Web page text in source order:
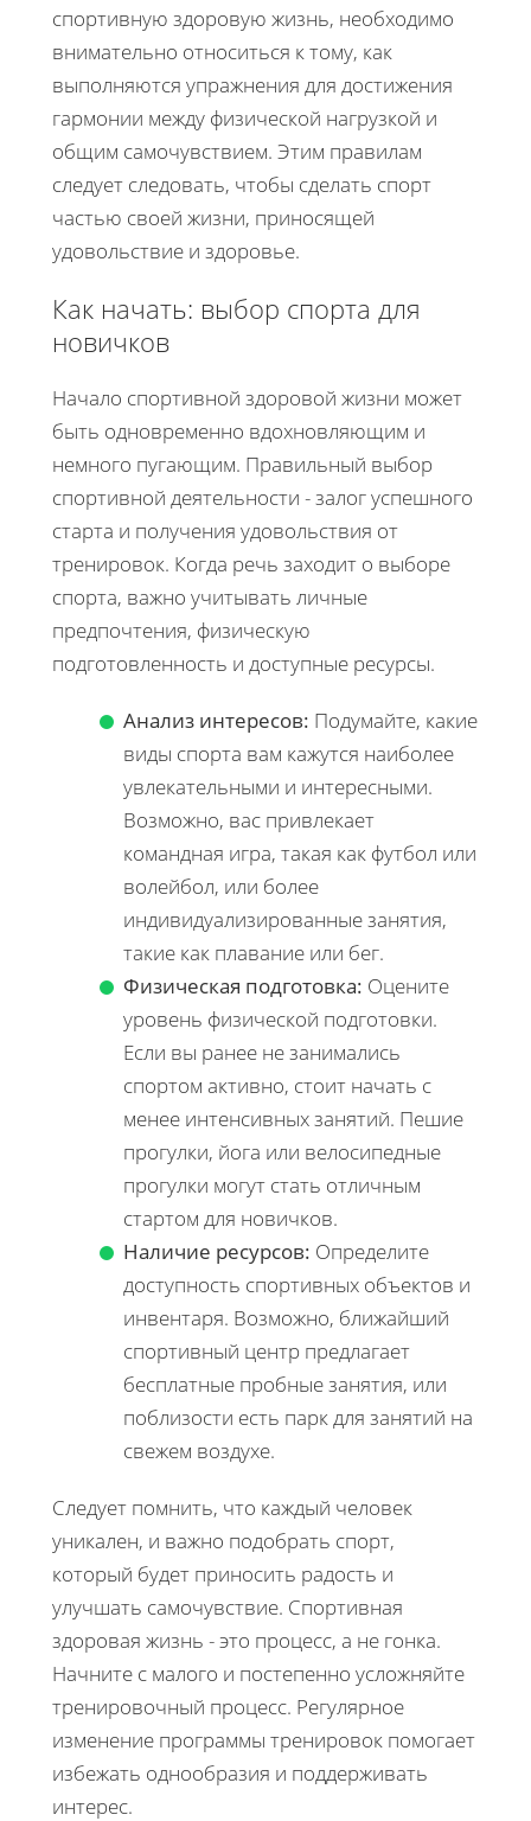
спортивную здоровую жизнь, необходимо
внимательно относиться к тому, как
выполняются упражнения для достижения
гармонии между физической нагрузкой и
общим самочувствием. Этим правилам
следует следовать, чтобы сделать спорт
частью своей жизни, приносящей
удовольствие и здоровье.
Как начать: выбор спорта для
новичков
Начало спортивной здоровой жизни может
быть одновременно вдохновляющим и
немного пугающим. Правильный выбор
спортивной деятельности - залог успешного
старта и получения удовольствия от
тренировок. Когда речь заходит о выборе
спорта, важно учитывать личные
предпочтения, физическую
подготовленность и доступные ресурсы.
Анализ интересов: Подумайте, какие
виды спорта вам кажутся наиболее
увлекательными и интересными.
Возможно, вас привлекает
командная игра, такая как футбол или
волейбол, или более
индивидуализированные занятия,
такие как плавание или бег.
Физическая подготовка: Оцените
уровень физической подготовки.
Если вы ранее не занимались
спортом активно, стоит начать с
менее интенсивных занятий. Пешие
прогулки, йога или велосипедные
прогулки могут стать отличным
стартом для новичков.
Наличие ресурсов: Определите
доступность спортивных объектов и
инвентаря. Возможно, ближайший
спортивный центр предлагает
бесплатные пробные занятия, или
поблизости есть парк для занятий на
свежем воздухе.
Следует помнить, что каждый человек
уникален, и важно подобрать спорт,
который будет приносить радость и
улучшать самочувствие. Спортивная
здоровая жизнь - это процесс, а не гонка.
Начните с малого и постепенно усложняйте
тренировочный процесс. Регулярное
изменение программы тренировок помогает
избежать однообразия и поддерживать
интерес.